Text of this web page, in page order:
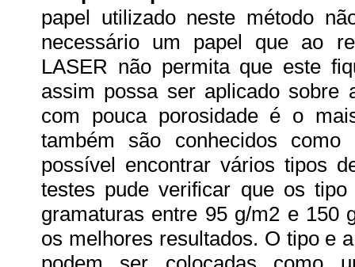
papel utilizado neste método
necessário um papel que ao
LASER não permita que este
assim possa ser aplicado sobre
com pouca porosidade é o
também são conhecidos como
possível encontrar vários tipos
testes pude verificar que os
gramaturas entre 95 g/m2 e 150
os melhores resultados. O tipo e